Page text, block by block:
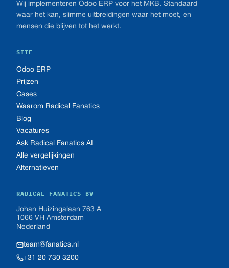
Wij implementeren Odoo ERP voor het MKB. Standaard
waar het kan, slimme uitbreidingen waar het moet, en
mensen die blijven tot het werkt.
SITE
Odoo ERP
Prijzen
Cases
Waarom Radical Fanatics
Blog
Vacatures
Ask Radical Fanatics AI
Alle vergelijkingen
Alternatieven
RADICAL FANATICS BV
Johan Huizingalaan 763 A
1066 VH Amsterdam
Nederland
team@fanatics.nl
+31 20 730 3200